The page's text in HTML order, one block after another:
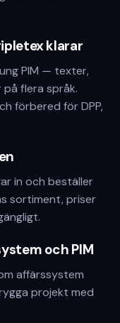
klarar
PIM — texter,
flera språk.
förbered för DPP,
in och beställer
sortiment, priser
och PIM
affärssystem
projekt med